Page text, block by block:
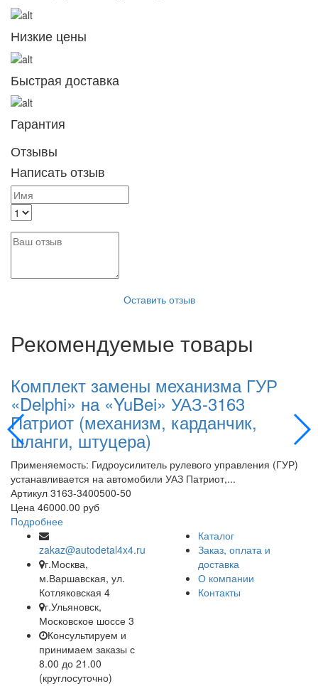
Низкие цены
Быстрая доставка
Гарантия
Отзывы
Написать отзыв
Оставить отзыв
Рекомендуемые товары
Комплект замены механизма ГУР
«Delphi» на «YuBei» УАЗ-3163
Патриот (механизм, карданчик,
шланги, штуцера)
Применяемость: Гидроусилитель рулевого управления (ГУР)
устанавливается на автомобили УАЗ Патриот,...
Артикул 3163-3400500-50
Цена 46000.00 руб
Подробнее
zakaz@autodetal4x4.ru
г.Москва,
м.Варшавская, ул.
Котляковская 4
г.Ульяновск,
Московское шоссе 3
Консультируем и
принимаем заказы с
8.00 до 21.00
(круглосуточно)
Каталог
Заказ, оплата и
доставка
О компании
Контакты